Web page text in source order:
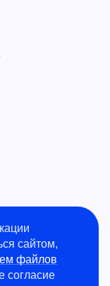
сайтом,
файлов
согласие